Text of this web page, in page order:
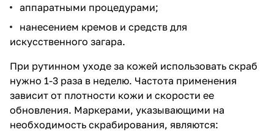
аппаратными процедурами;
нанесением кремов и средств для
искусственного загара.
При рутинном уходе за кожей использовать скраб
нужно 1-3 раза в неделю. Частота применения
зависит от плотности кожи и скорости ее
обновления. Маркерами, указывающими на
необходимость скрабирования, являются: